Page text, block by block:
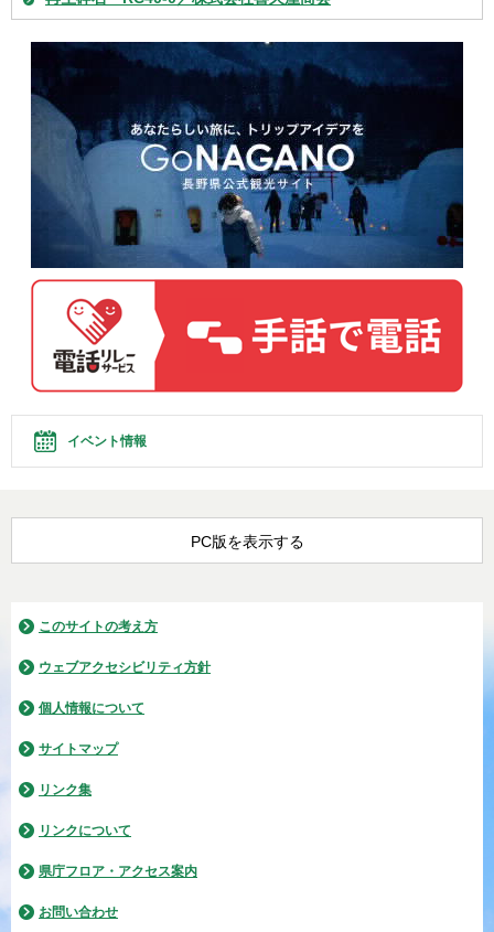
イベント情報
PC版を表示する
このサイトの考え方
ウェブアクセシビリティ方針
個人情報について
サイトマップ
リンク集
リンクについて
県庁フロア・アクセス案内
お問い合わせ